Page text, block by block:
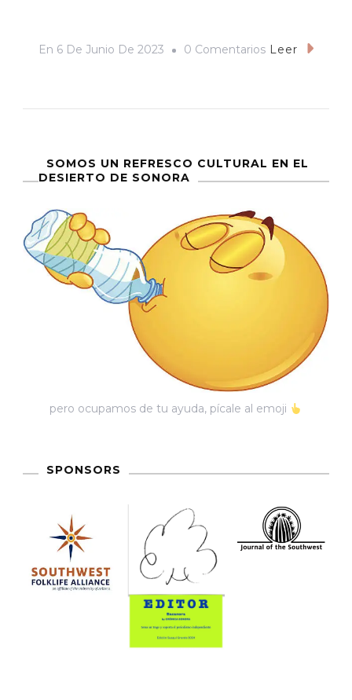
En 6 De Junio De 2023 0 ComentariosEn
Hermosillo
En
Y
Los
40
En
2023:
La
Crímenes
De
Estado
Leer
SOMOS UN REFRESCO CULTURAL EN EL
DESIERTO DE SONORA
pero ocupamos de tu ayuda, pícale al emoji
SPONSORS